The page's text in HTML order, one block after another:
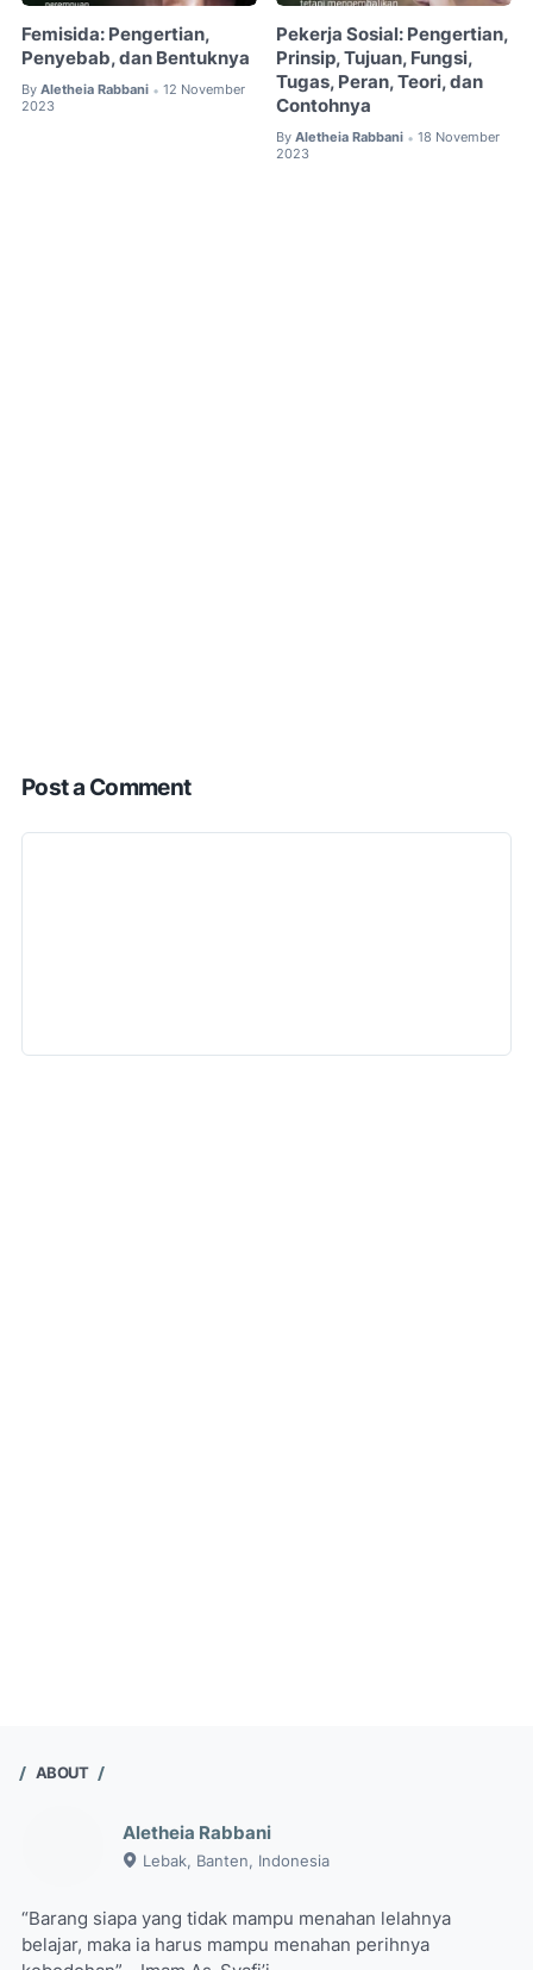
Femisida: Pengertian,
Penyebab, dan Bentuknya
By Aletheia Rabbani • 12 November
2023
Pekerja Sosial: Pengertian,
Prinsip, Tujuan, Fungsi,
Tugas, Peran, Teori, dan
Contohnya
By Aletheia Rabbani • 18 November
2023
Post a Comment
ABOUT
Aletheia Rabbani
Lebak, Banten, Indonesia
“Barang siapa yang tidak mampu menahan lelahnya
belajar, maka ia harus mampu menahan perihnya